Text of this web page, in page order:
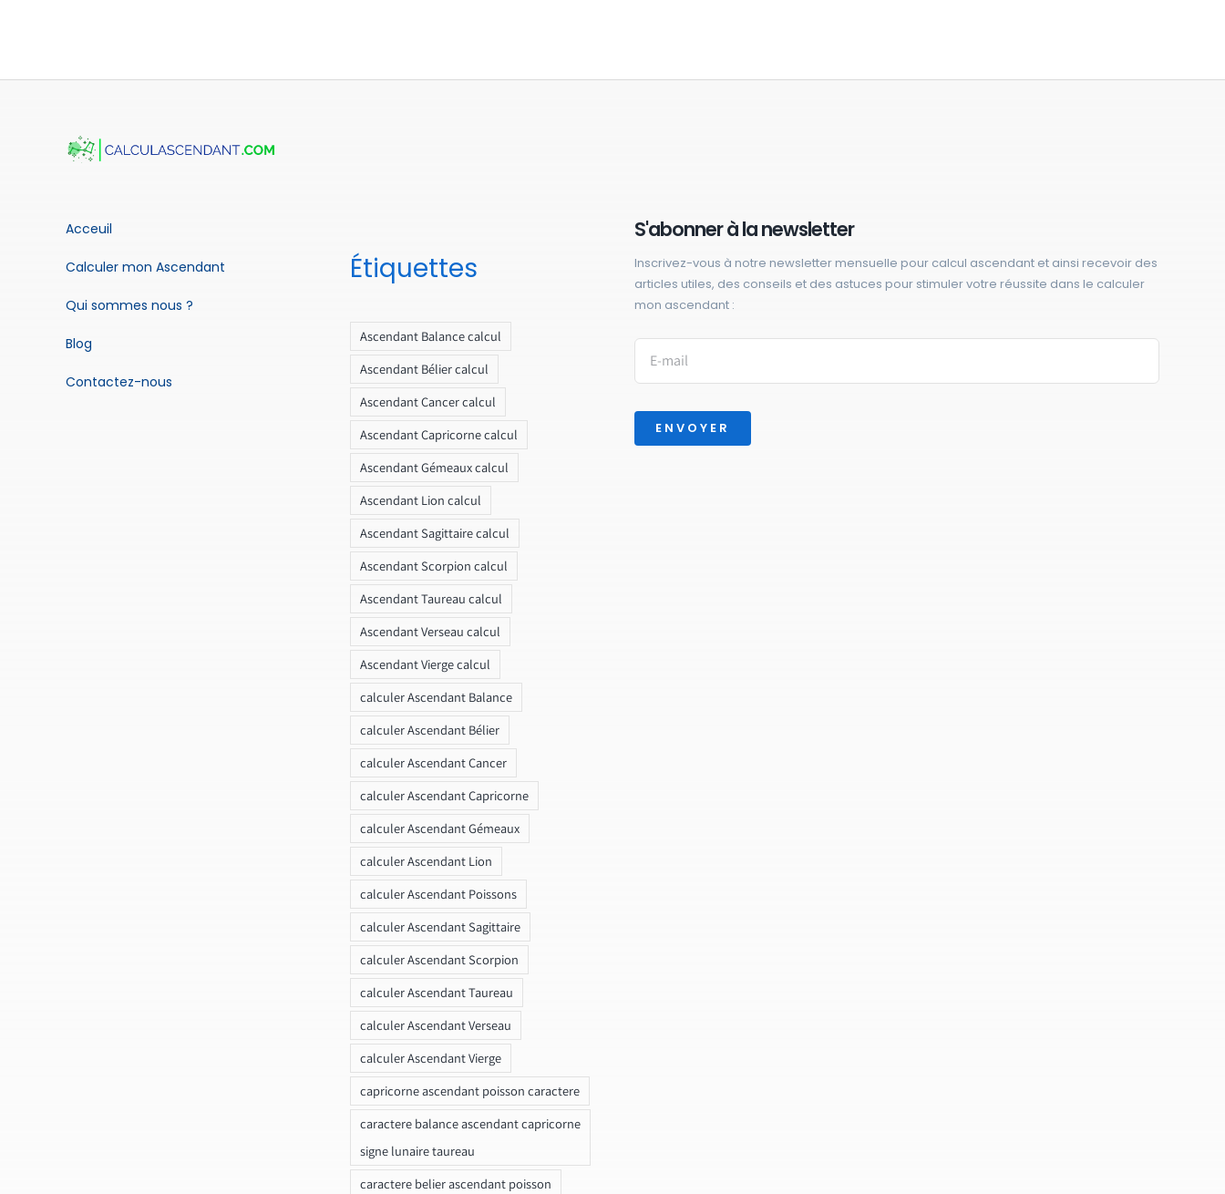
Acceuil
Calculer mon Ascendant
Qui sommes nous ?
Blog
Contactez-nous
Étiquettes
Ascendant Balance calcul
Ascendant Bélier calcul
Ascendant Cancer calcul
Ascendant Capricorne calcul
Ascendant Gémeaux calcul
Ascendant Lion calcul
Ascendant Sagittaire calcul
Ascendant Scorpion calcul
Ascendant Taureau calcul
Ascendant Verseau calcul
Ascendant Vierge calcul
calculer Ascendant Balance
calculer Ascendant Bélier
calculer Ascendant Cancer
calculer Ascendant Capricorne
calculer Ascendant Gémeaux
calculer Ascendant Lion
calculer Ascendant Poissons
calculer Ascendant Sagittaire
calculer Ascendant Scorpion
calculer Ascendant Taureau
calculer Ascendant Verseau
calculer Ascendant Vierge
capricorne ascendant poisson caractere
caractere balance ascendant capricorne
signe lunaire taureau
caractere belier ascendant poisson
S'abonner à la newsletter
Inscrivez-vous à notre newsletter mensuelle pour calcul ascendant et ainsi recevoir des
articles utiles, des conseils et des astuces pour stimuler votre réussite dans le calculer
mon ascendant :
ENVOYER